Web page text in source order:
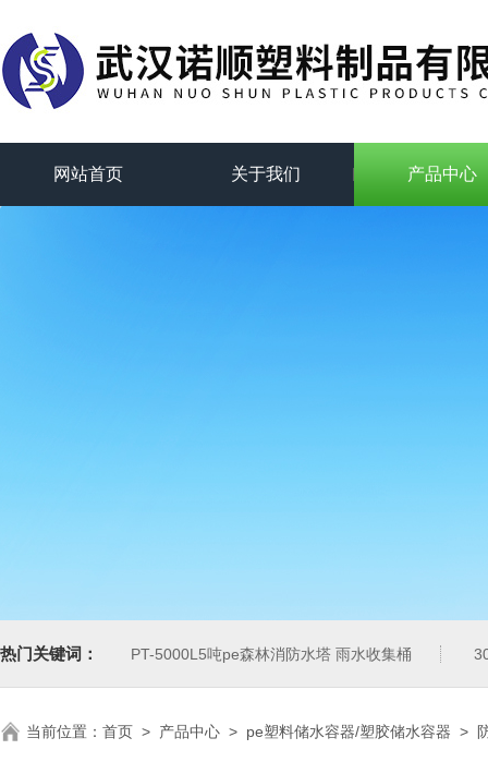
网站首页 关于我们 产品中心
热门关键词： PT-5000L5吨pe森林消防水塔 雨水收集桶
当前位置： 首页 > 产品中心 > pe塑料储水容器/塑胶储水容器 >